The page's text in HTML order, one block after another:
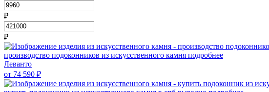
₽
₽
производство подоконников из искусственного камня подробнее
Леванто
от 74 590 ₽